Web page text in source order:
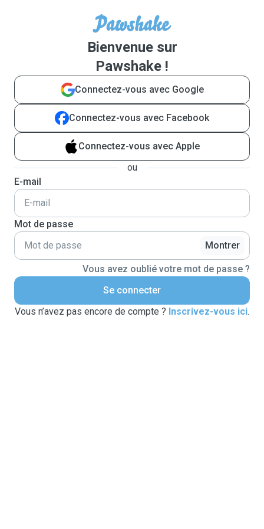
Bienvenue sur
Pawshake !
Connectez-vous avec Google
Connectez-vous avec Facebook
Connectez-vous avec Apple
ou
E-mail
Mot de passe
Montrer
Vous avez oublié votre mot de passe ?
Se connecter
Vous n’avez pas encore de compte ? Inscrivez-vous ici.